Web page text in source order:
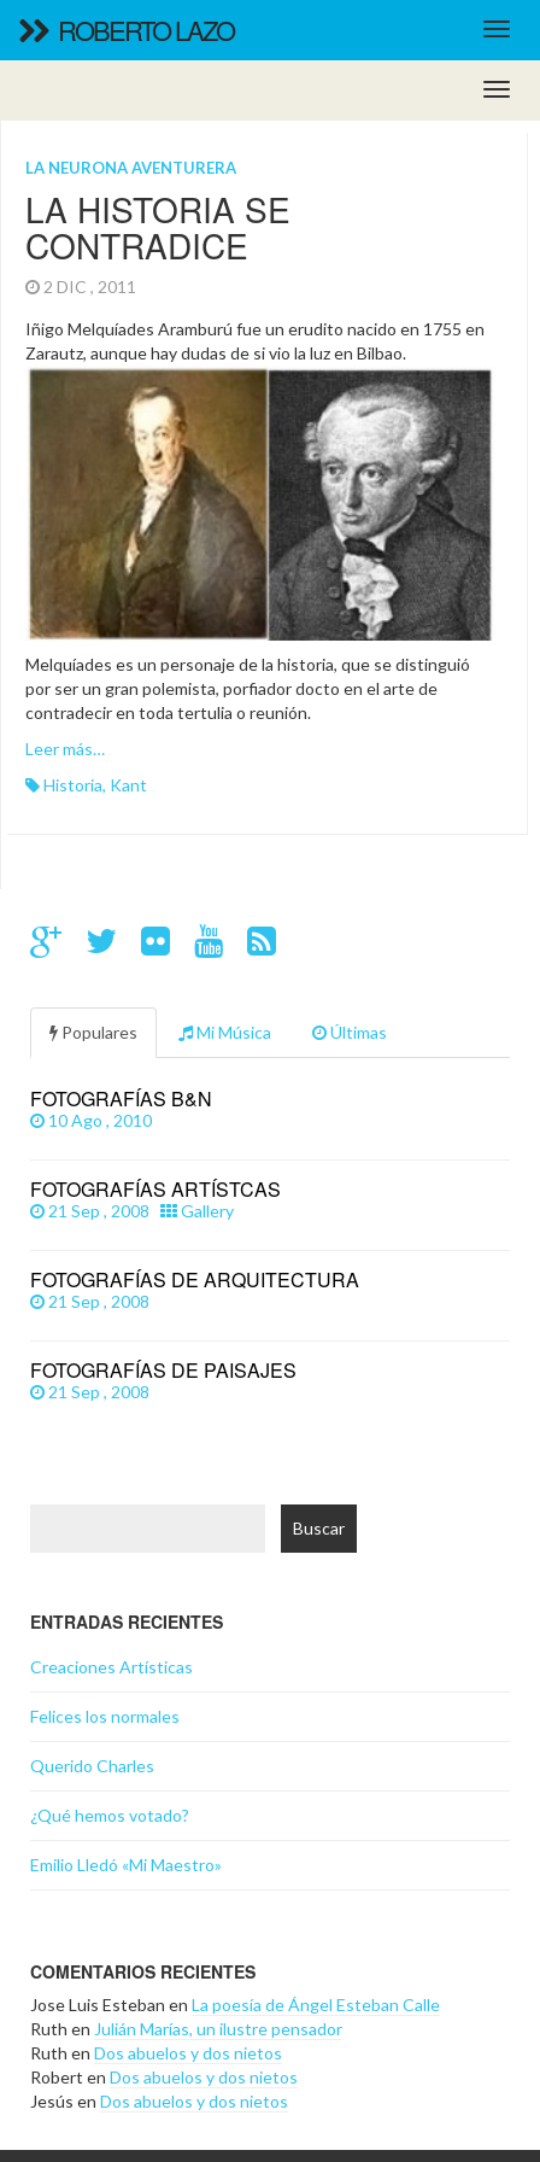
ROBERTO LAZO
LA NEURONA AVENTURERA
LA HISTORIA SE
CONTRADICE
2 DIC , 2011
Iñigo Melquíades Aramburú fue un erudito nacido en 1755 en
Zarautz, aunque hay dudas de si vio la luz en Bilbao.
Melquíades es un personaje de la historia, que se distinguió
por ser un gran polemista, porfiador docto en el arte de
contradecir en toda tertulia o reunión.
Leer más…
Historia, Kant
Populares Mi Música Últimas
FOTOGRAFÍAS B&N
10 Ago , 2010
FOTOGRAFÍAS ARTÍSTCAS
21 Sep , 2008 Gallery
FOTOGRAFÍAS DE ARQUITECTURA
21 Sep , 2008
FOTOGRAFÍAS DE PAISAJES
21 Sep , 2008
ENTRADAS RECIENTES
Creaciones Artísticas
Felices los normales
Querido Charles
¿Qué hemos votado?
Emilio Lledó «Mi Maestro»
COMENTARIOS RECIENTES
Jose Luis Esteban en La poesía de Ángel Esteban Calle
Ruth en Julián Marías, un ilustre pensador
Ruth en Dos abuelos y dos nietos
Robert en Dos abuelos y dos nietos
Jesús en Dos abuelos y dos nietos